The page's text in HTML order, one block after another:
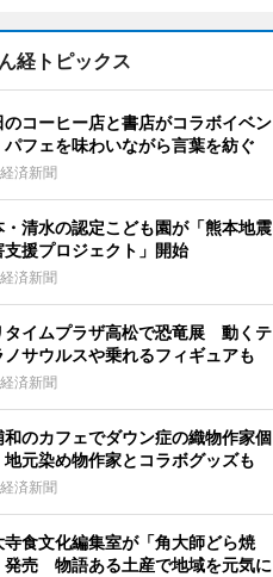
経トピックス
のコーヒー店と書店がコラボイベン
フェを味わいながら言葉を紡ぐ
済新聞
・清水の認定こども園が「熊本地震
支援プロジェクト」開始
済新聞
タイムプラザ高松で恐竜展 動くテ
ノサウルスや乗れるフィギュアも
済新聞
和のカフェでダウン症の織物作家個
元染め物作家とコラボグッズも
済新聞
寺食文化編集室が「角大師どら焼
発売 物語ある土産で地域を元気に